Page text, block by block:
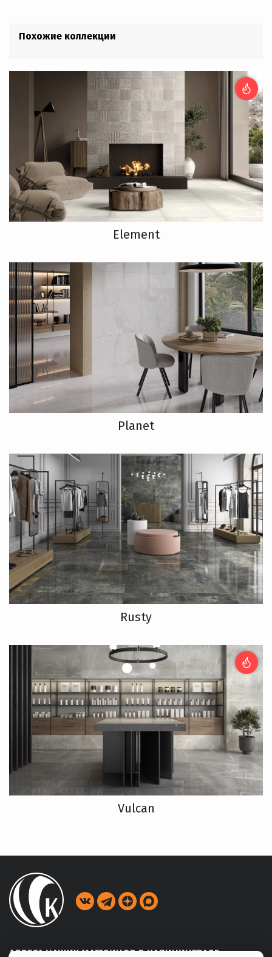
Похожие коллекции
Element
Planet
Rusty
Vulcan
АДРЕСА НАШИХ МАГАЗИНОВ В КАЛИНИНГРАДЕ